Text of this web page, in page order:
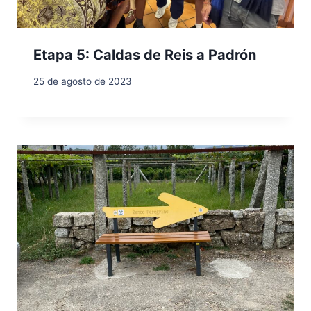
Etapa 5: Caldas de Reis a Padrón
25 de agosto de 2023